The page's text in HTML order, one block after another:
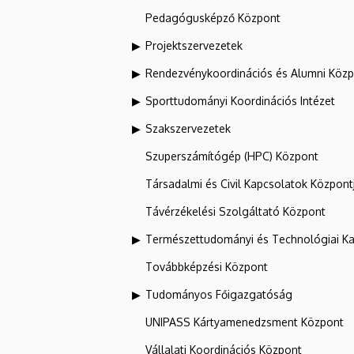
Pedagógusképző Központ
Projektszervezetek
Rendezvénykoordinációs és Alumni
Sporttudományi Koordinációs Intézet
Szakszervezetek
Szuperszámítógép (HPC) Központ
Társadalmi és Civil Kapcsolatok
Távérzékelési Szolgáltató Központ
Természettudományi és Technológiai
Továbbképzési Központ
Tudományos Főigazgatóság
UNIPASS Kártyamenedzsment Központ
Vállalati Koordinációs Központ